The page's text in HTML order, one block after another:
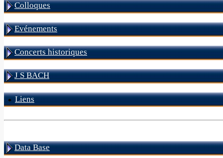
Colloques
Evénements
Concerts historiques
J S BACH
Liens
Data Base